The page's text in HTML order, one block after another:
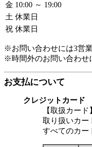
金 10:00 ～ 19:00
土 休業日
祝 休業日
※お問い合わせには3営
※時間外のお問い合わせ
お支払について
クレジットカード
【取扱カード
取り扱いカー
すべてのカー